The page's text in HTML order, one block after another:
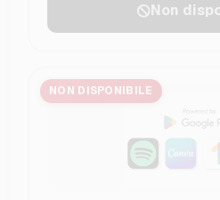
Non
NON DISPONIBILE